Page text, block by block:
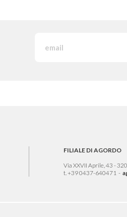
FILIALE DI AGORDO
Via XXVII Aprile, 43 -
t. +39 0437-640471 -